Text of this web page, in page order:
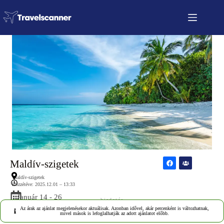
Maldív-szigetek
Maldív-szigetek
Közzétéve: 2025.12.01 – 13:33
Január 14 - 26
hirdetés
Az árak az ajánlat megjelenésekor aktuálisak. Azonban idővel, akár percenként is változhatnak,
mivel mások is lefoglalhatják az adott ajánlatot előbb.